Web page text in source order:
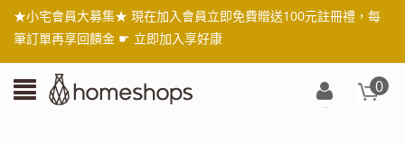
★小宅會員大募集★ 現在加入會員立即免費贈送100元註冊禮，每
筆訂單再享回饋金 ☛ 立即加入享好康
0